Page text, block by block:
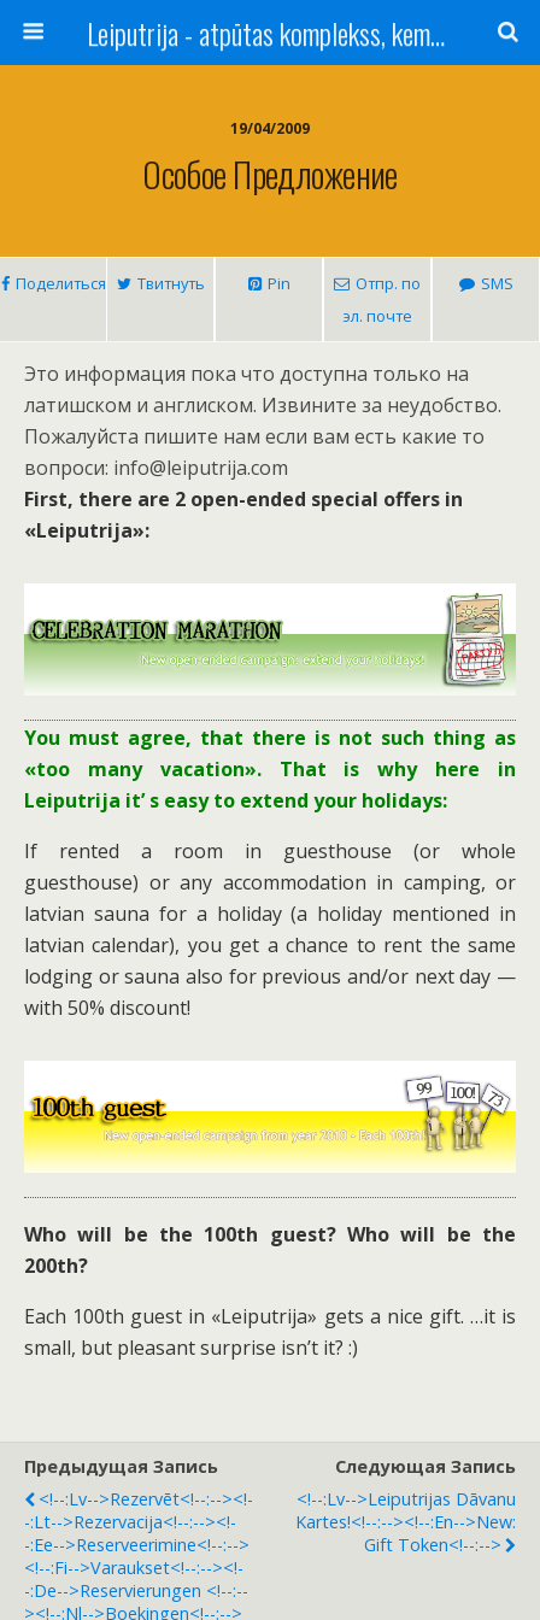
Leiputrija - atpūtas komplekss, kempings, viesu nams pie Rīgas / Camping, caravan site, bed and breakfast near Riga / Camping, caravanas, bungalows Letonia / Campingplatz, Caravanpark, Zimmer in Lettland / Kемпинг и гостевой дом к Риги
19/04/2009
Особое Предложение
Поделиться Твитнуть Pin
Отпр. по
эл. почте
SMS
Это информация пока что доступна только на
латишском и англиском. Извините за неудобство.
Пожалуйста пишите нам если вам есть какие то
вопроси: info@leiputrija.com
First, there are 2 open-ended special offers in
«Leiputrija»:
You must agree, that there is not such thing as
«too many vacation». That is why here in
Leiputrija it’ s easy to extend your holidays:
If rented a room in guesthouse (or whole
guesthouse) or any accommodation in camping, or
latvian sauna for a holiday (a holiday mentioned in
latvian calendar), you get a chance to rent the same
lodging or sauna also for previous and/or next day —
with 50% discount!
Who will be the 100th guest? Who will be the
200th?
Each 100th guest in «Leiputrija» gets a nice gift. …it is
small, but pleasant surprise isn’t it? :)
Предыдущая Запись
<!--:lv-->Rezervēt<!--:--><!-
-:lt-->Rezervacija<!--:--><!-
-:ee-->Reserveerimine<!--:-->
<!--:fi-->Varaukset<!--:--><!-
-:de-->Reservierungen <!--:--
><!--:nl-->Boekingen<!--:-->
Следующая Запись
<!--:lv-->Leiputrijas Dāvanu
Kartes!<!--:--><!--:en-->New:
Gift Token<!--:-->